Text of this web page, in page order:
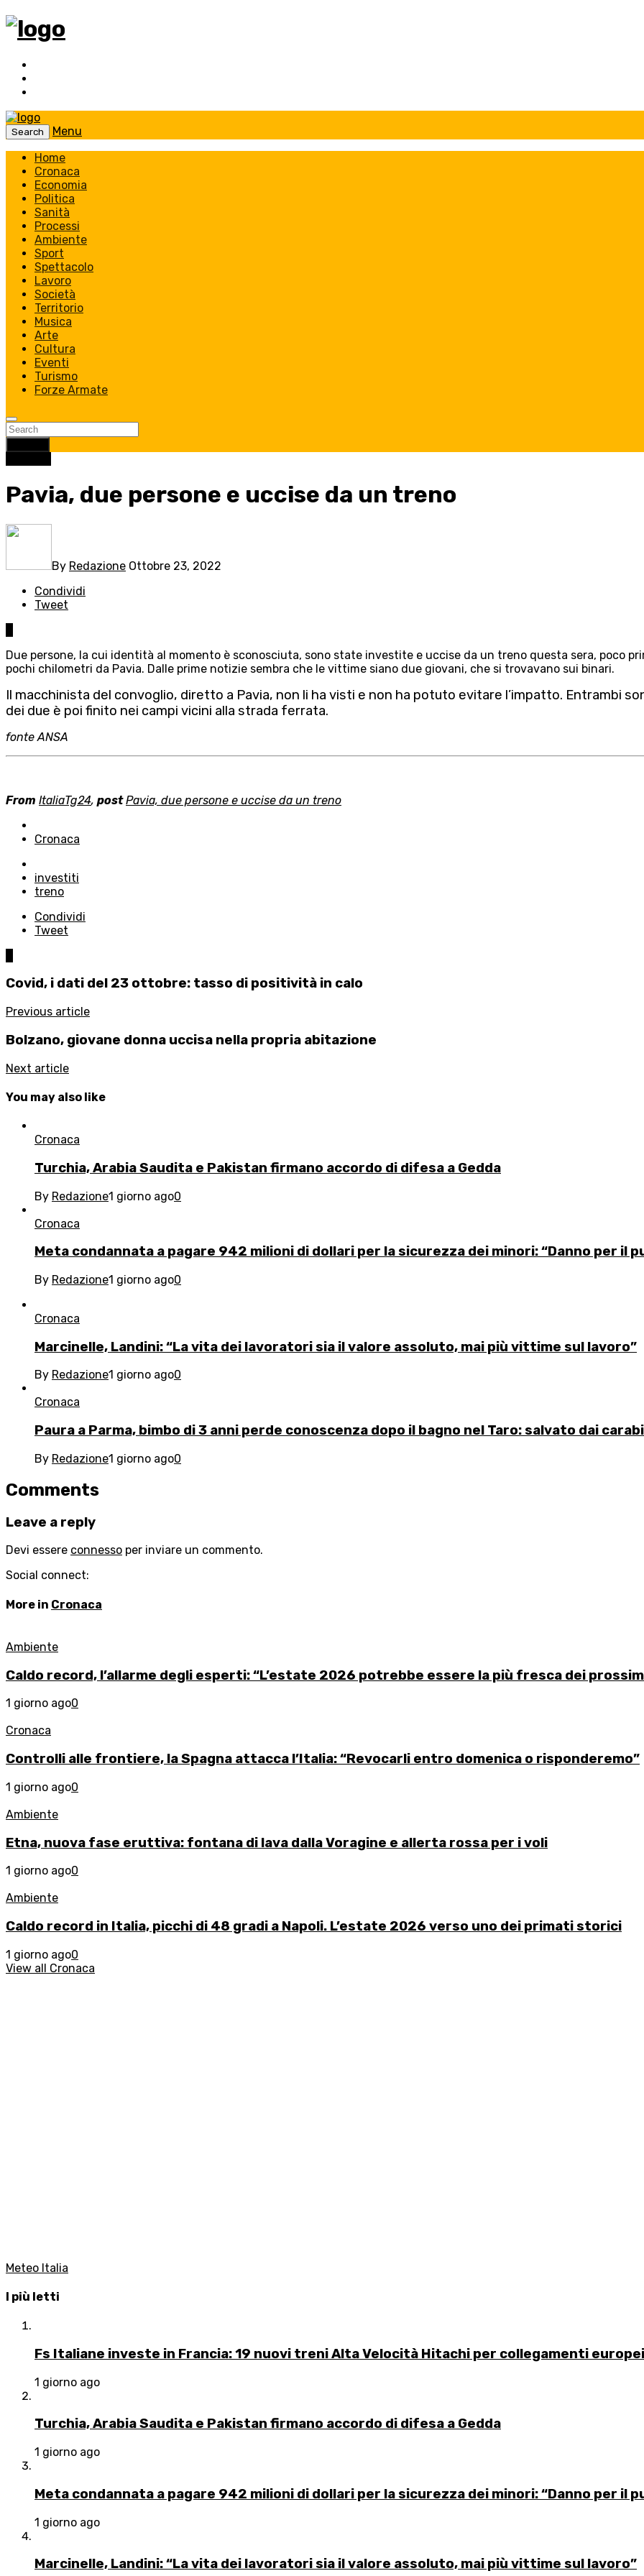
Search
Menu
Home
Cronaca
Economia
Politica
Sanità
Processi
Ambiente
Sport
Spettacolo
Lavoro
Società
Territorio
Musica
Arte
Cultura
Eventi
Turismo
Forze Armate
Pavia, due persone e uccise da un treno
By Redazione Ottobre 23, 2022
Condividi
Tweet
Due persone, la cui identità al momento è sconosciuta, sono state investite e uccise da un treno questa sera, poco
pochi chilometri da Pavia. Dalle prime notizie sembra che le vittime siano due giovani, che si trovavano sui binari.
Il macchinista del convoglio, diretto a Pavia, non li ha visti e non ha potuto evitare l’impatto. Entrambi
dei due è poi finito nei campi vicini alla strada ferrata.
fonte ANSA
From ItaliaTg24, post Pavia, due persone e uccise da un treno
in
Cronaca
with
investiti
treno
Condividi
Tweet
Covid, i dati del 23 ottobre: tasso di positività in calo
Previous article
Bolzano, giovane donna uccisa nella propria abitazione
Next article
You may also like
Cronaca
Turchia, Arabia Saudita e Pakistan firmano accordo di difesa a Gedda
By Redazione1 giorno ago0
Cronaca
Meta condannata a pagare 942 milioni di dollari per la sicurezza dei minori: “Danno per il
By Redazione1 giorno ago0
Cronaca
Marcinelle, Landini: “La vita dei lavoratori sia il valore assoluto, mai più vittime sul lavoro”
By Redazione1 giorno ago0
Cronaca
Paura a Parma, bimbo di 3 anni perde conoscenza dopo il bagno nel Taro: salvato dai
By Redazione1 giorno ago0
Comments
Leave a reply
Devi essere connesso per inviare un commento.
Social connect:
More in Cronaca
Ambiente
Caldo record, l’allarme degli esperti: “L’estate 2026 potrebbe essere la più fresca dei
1 giorno ago0
Cronaca
Controlli alle frontiere, la Spagna attacca l’Italia: “Revocarli entro domenica o risponderemo”
1 giorno ago0
Ambiente
Etna, nuova fase eruttiva: fontana di lava dalla Voragine e allerta rossa per i voli
1 giorno ago0
Ambiente
Caldo record in Italia, picchi di 48 gradi a Napoli. L’estate 2026 verso uno dei primati storici
1 giorno ago0
View all Cronaca
Meteo Italia
I più letti
Fs Italiane investe in Francia: 19 nuovi treni Alta Velocità Hitachi per collegamenti europei
1 giorno ago
Turchia, Arabia Saudita e Pakistan firmano accordo di difesa a Gedda
1 giorno ago
Meta condannata a pagare 942 milioni di dollari per la sicurezza dei minori: “Danno per il
1 giorno ago
Marcinelle, Landini: “La vita dei lavoratori sia il valore assoluto, mai più vittime sul lavoro”